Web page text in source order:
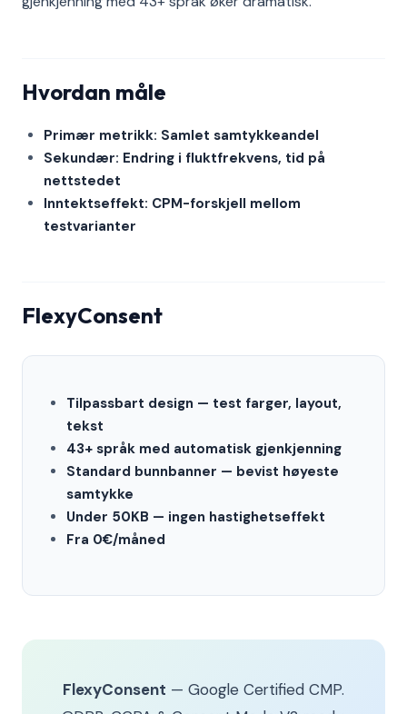
Hvordan måle
Primær metrikk: Samlet samtykkeandel
Sekundær: Endring i fluktfrekvens, tid på
nettstedet
Inntektseffekt: CPM-forskjell mellom
testvarianter
FlexyConsent
Tilpassbart design — test farger, layout,
tekst
43+ språk med automatisk gjenkjenning
Standard bunnbanner — bevist høyeste
samtykke
Under 50KB — ingen hastighetseffekt
Fra 0€/måned
FlexyConsent — Google Certified CMP.